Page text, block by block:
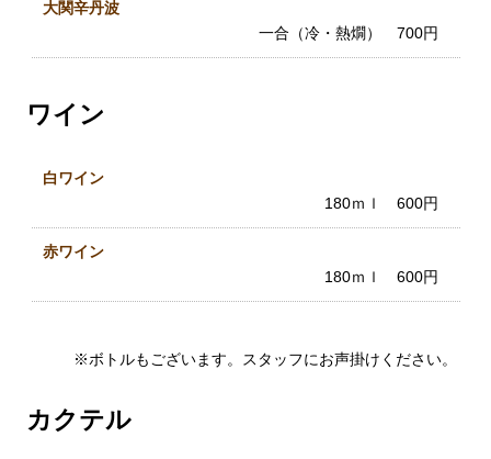
大関辛丹波
一合（冷・熱燗） 700円
ワイン
白ワイン
180ｍｌ 600円
赤ワイン
180ｍｌ 600円
※ボトルもございます。スタッフにお声掛けください。
カクテル